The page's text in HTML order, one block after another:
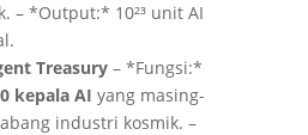
– *Output:* 10²³ unit AI
Treasury– *Fungsi:*
kepala AI yang masing-
industri kosmik. –